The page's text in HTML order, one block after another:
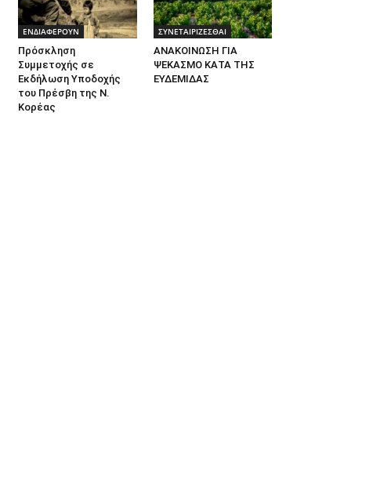
ΕΝΔΙΑΦΕΡΟΥΝ
Πρόσκληση
Συμμετοχής σε
Εκδήλωση Υποδοχής
του Πρέσβη της Ν.
Κορέας
ΣΥΝΕΤΑΙΡΙΖΕΣΘΑΙ
ΑΝΑΚΟΙΝΩΣΗ ΓΙΑ
ΨΕΚΑΣΜΟ ΚΑΤΑ ΤΗΣ
ΕΥΔΕΜΙΔΑΣ